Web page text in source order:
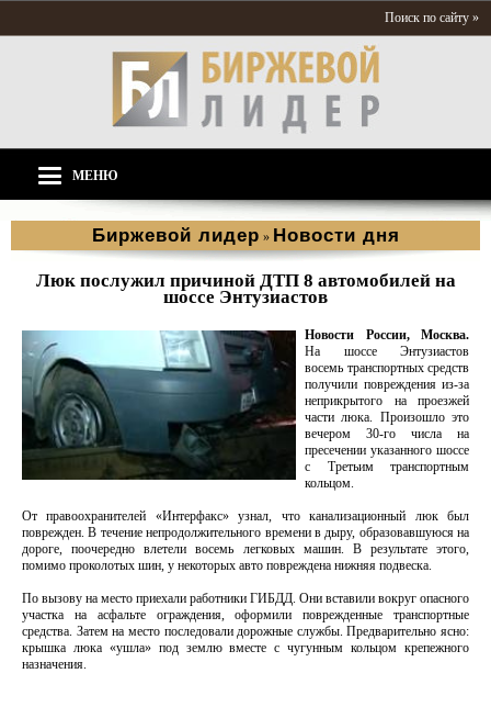
Поиск по сайту »
МЕНЮ
Биржевой лидер » Новости дня
Люк послужил причиной ДТП 8 автомобилей на
шоссе Энтузиастов
Новости России, Москва.
На шоссе Энтузиастов
восемь транспортных средств
получили повреждения из-за
неприкрытого на проезжей
части люка. Произошло это
вечером 30-го числа на
пресечении указанного шоссе
с Третьим транспортным
кольцом.
От правоохранителей «Интерфакс» узнал, что канализационный люк был
поврежден. В течение непродолжительного времени в дыру, образовавшуюся на
дороге, поочередно влетели восемь легковых машин. В результате этого,
помимо проколотых шин, у некоторых авто повреждена нижняя подвеска.
По вызову на место приехали работники ГИБДД. Они вставили вокруг опасного
участка на асфальте ограждения, оформили поврежденные транспортные
средства. Затем на место последовали дорожные службы. Предварительно ясно:
крышка люка «ушла» под землю вместе с чугунным кольцом крепежного
назначения.